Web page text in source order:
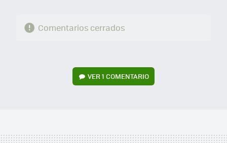
Comentarios cerrados
VER1 COMENTARIO